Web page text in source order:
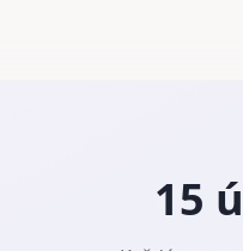
15